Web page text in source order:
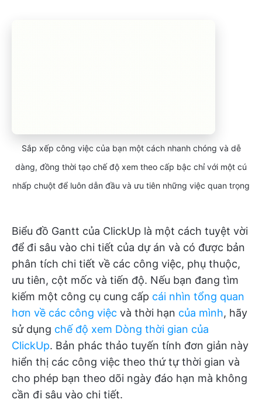
Sắp xếp công việc của bạn một cách nhanh chóng và dễ
dàng, đồng thời tạo chế độ xem theo cấp bậc chỉ với một cú
nhấp chuột để luôn dẫn đầu và ưu tiên những việc quan trọng
Biểu đồ Gantt của ClickUp là một cách tuyệt vời
để đi sâu vào chi tiết của dự án và có được bản
phân tích chi tiết về các công việc, phụ thuộc,
ưu tiên, cột mốc và tiến độ. Nếu bạn đang tìm
kiếm một công cụ cung cấp cái nhìn tổng quan
hơn về các công việc và thời hạn của mình, hãy
sử dụng chế độ xem Dòng thời gian của
ClickUp. Bản phác thảo tuyến tính đơn giản này
hiển thị các công việc theo thứ tự thời gian và
cho phép bạn theo dõi ngày đáo hạn mà không
cần đi sâu vào chi tiết.